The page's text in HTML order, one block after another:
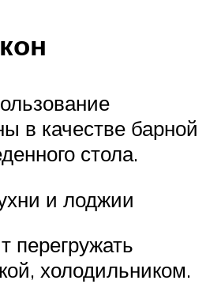
в качестве барной
стола.
и лоджии
перегружать
холодильником.